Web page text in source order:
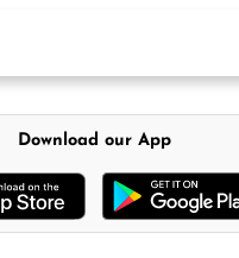
Download our App